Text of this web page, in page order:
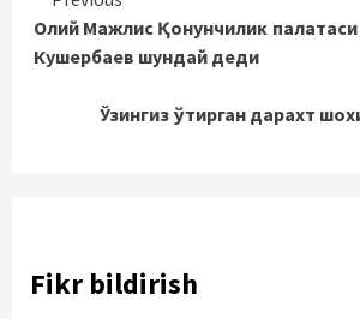
Reading
Олий Мажлис Қонунчилик
Кушербаев шундай деди
Ўзингиз ўтирган дарахт
Fikr bildirish